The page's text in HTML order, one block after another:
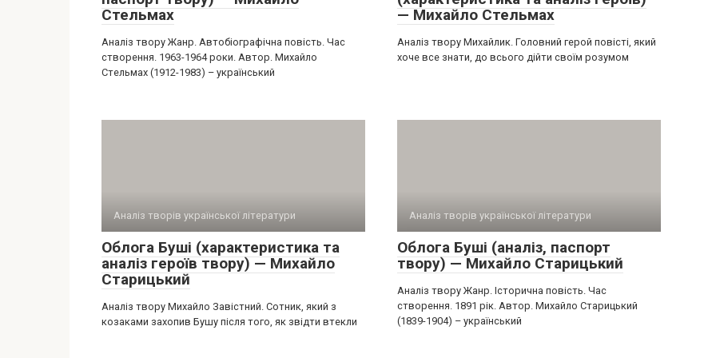
Стельмах
Аналіз твору Жанр. Автобіографічна повість. Час
створення. 1963-1964 роки. Автор. Михайло
Стельмах (1912-1983) – український
— Михайло Стельмах
Аналіз твору Михайлик. Головний герой повісті, який
хоче все знати, до всього дійти своїм розумом
Аналіз творів української літератури
Облога Буші (характеристика та
аналіз героїв твору) — Михайло
Старицький
Аналіз твору Михайло Завістний. Сотник, який з
козаками захопив Бушу після того, як звідти втекли
Аналіз творів української літератури
Облога Буші (аналіз, паспорт
твору) — Михайло Старицький
Аналіз твору Жанр. Історична повість. Час
створення. 1891 рік. Автор. Михайло Старицький
(1839-1904) – український